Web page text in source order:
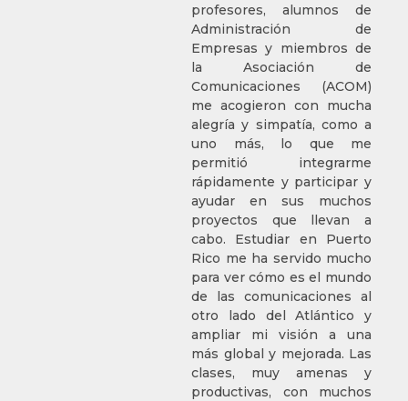
profesores, alumnos de
Administración de
Empresas y miembros de
la Asociación de
Comunicaciones (ACOM)
me acogieron con mucha
alegría y simpatía, como a
uno más, lo que me
permitió integrarme
rápidamente y participar y
ayudar en sus muchos
proyectos que llevan a
cabo. Estudiar en Puerto
Rico me ha servido mucho
para ver cómo es el mundo
de las comunicaciones al
otro lado del Atlántico y
ampliar mi visión a una
más global y mejorada. Las
clases, muy amenas y
productivas, con muchos